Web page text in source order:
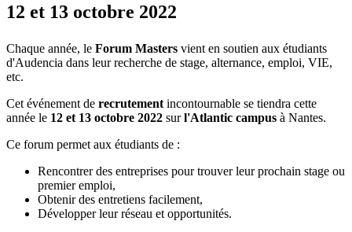
12 et 13 octobre 2022
Chaque année, le Forum Masters vient en soutien aux étudiants
d'Audencia dans leur recherche de stage, alternance, emploi, VIE,
etc.
Cet événement de recrutement incontournable se tiendra cette
année le 12 et 13 octobre 2022 surl'Atlantic campus à Nantes.
Ce forum permet aux étudiants de :
Rencontrer des entreprises pour trouver leur prochain stage ou
premier emploi,
Obtenir des entretiens facilement,
Développer leur réseau et opportunités.